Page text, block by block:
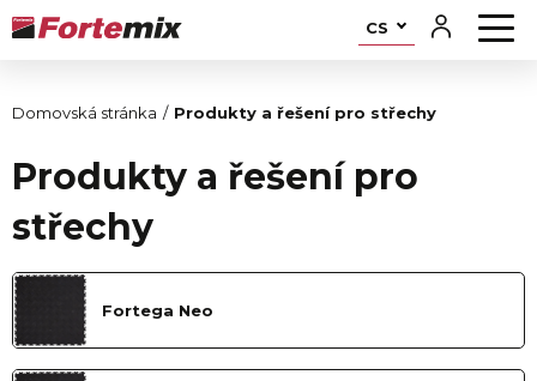
CS
Domovská stránka Produkty a řešení pro střechy
Produkty a řešení pro
střechy
Fortega Neo